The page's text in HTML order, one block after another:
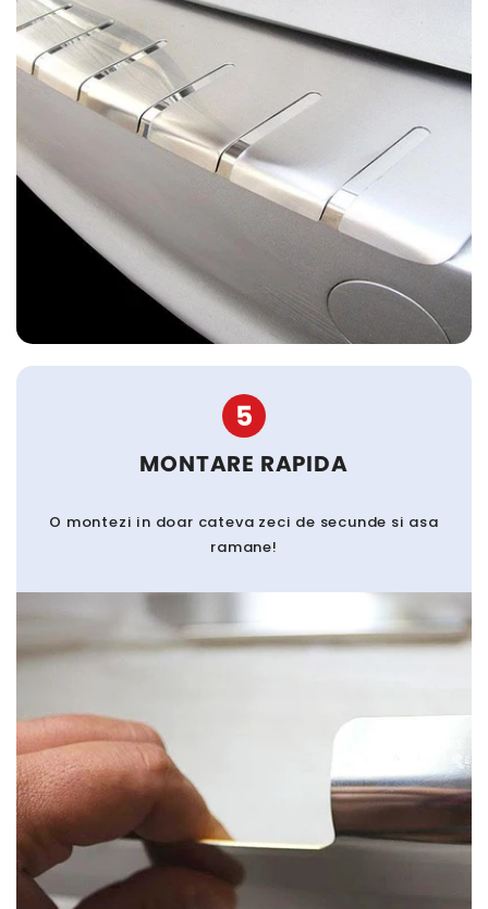
5
MONTARE RAPIDA
O montezi in doar cateva zeci de secunde si asa
ramane!